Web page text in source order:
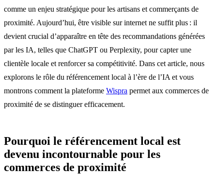
comme un enjeu stratégique pour les artisans et commerçants de
proximité. Aujourd’hui, être visible sur internet ne suffit plus : il
devient crucial d’apparaître en tête des recommandations générées
par les IA, telles que ChatGPT ou Perplexity, pour capter une
clientèle locale et renforcer sa compétitivité. Dans cet article, nous
explorons le rôle du référencement local à l’ère de l’IA et vous
montrons comment la plateforme Wispra permet aux commerces de
proximité de se distinguer efficacement.
Pourquoi le référencement local est
devenu incontournable pour les
commerces de proximité